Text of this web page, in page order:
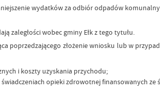
wydatków za odbiór odpadów
zaległości wobec gminy Ełk z tego tytułu.
poprzedzającego złożenie wniosku lub w
i koszty uzyskania przychodu;
opieki zdrowotnej finansowanych